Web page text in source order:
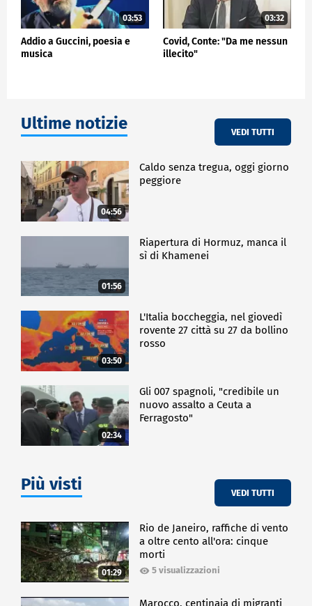
03:53
Addio a Guccini, poesia e
musica
03:32
Covid, Conte: "Da me nessun
illecito"
Ultime notizie VEDI TUTTI
04:56
Caldo senza tregua, oggi giorno
peggiore
01:56
Riapertura di Hormuz, manca il
sì di Khamenei
03:50
L'Italia boccheggia, nel giovedì
rovente 27 città su 27 da bollino
rosso
02:34
Gli 007 spagnoli, "credibile un
nuovo assalto a Ceuta a
Ferragosto"
Più visti VEDI TUTTI
01:29
Rio de Janeiro, raffiche di vento
a oltre cento all'ora: cinque
morti
5 visualizzazioni
Marocco, centinaia di migranti